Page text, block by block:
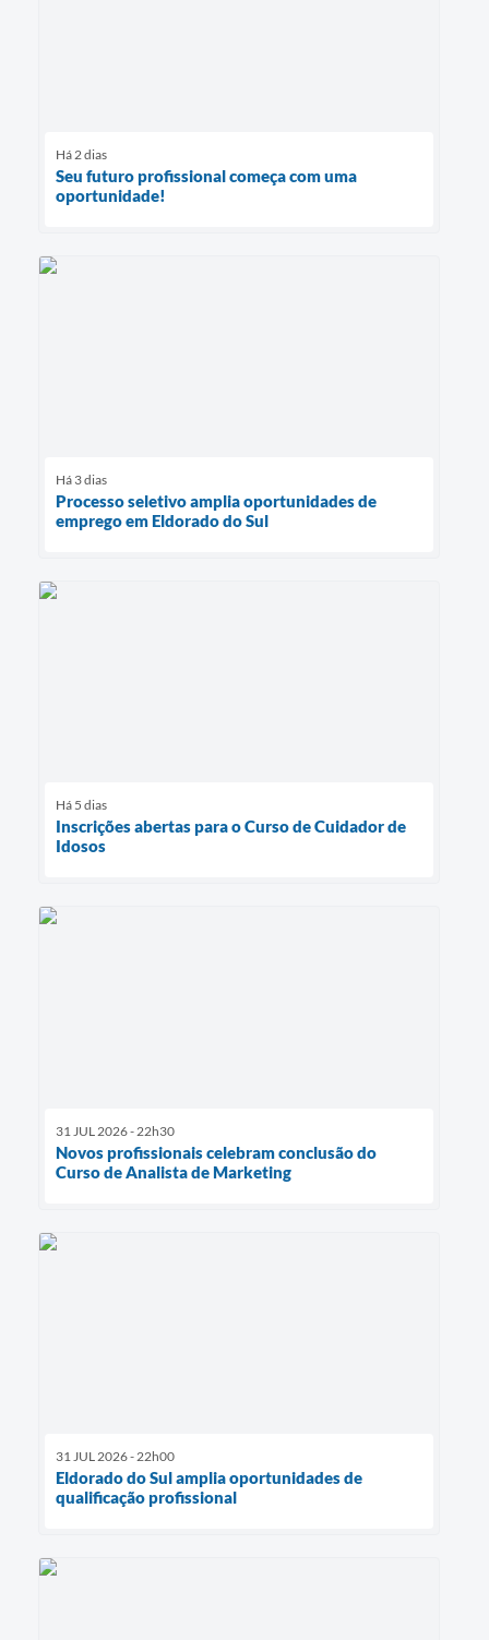
Há 2 dias
Seu futuro profissional começa com uma
oportunidade!
Há 3 dias
Processo seletivo amplia oportunidades de
emprego em Eldorado do Sul
Há 5 dias
Inscrições abertas para o Curso de Cuidador de
Idosos
31 JUL 2026 - 22h30
Novos profissionais celebram conclusão do
Curso de Analista de Marketing
31 JUL 2026 - 22h00
Eldorado do Sul amplia oportunidades de
qualificação profissional